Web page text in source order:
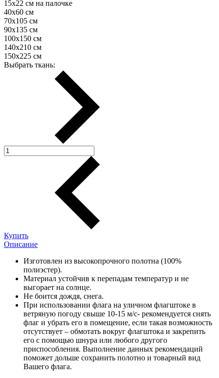
15х22 см на палочке
40х60 см
70х105 см
90х135 см
100х150 см
140х210 см
150х225 см
Выбрать ткань:
Купить
Описание
Изготовлен из высокопрочного полотна (100%
полиэстер).
Материал устойчив к перепадам температур и не
выгорает на солнце.
Не боится дождя, снега.
При использовании флага на уличном флагштоке в
ветряную погоду свыше 10-15 м/с- рекомендуется снять
флаг и убрать его в помещение, если такая возможность
отсутствует – обмотать вокруг флагштока и закрепить
его с помощью шнура или любого другого
приспособления. Выполнение данных рекомендаций
поможет дольше сохранить полотно и товарный вид
Вашего флага.